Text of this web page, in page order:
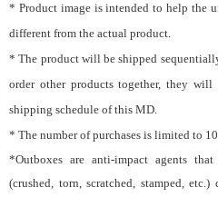
* Product image is intended to help the
different from the actual product.
* The product will be shipped
order other products together, they
shipping schedule of this MD.
* The number of purchases is limited to
*Outboxes are anti-impact agents
(crushed, torn, scratched, stamped,